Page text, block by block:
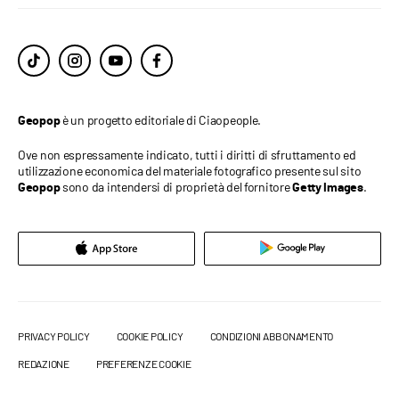
Geopopè un progetto editoriale di Ciaopeople.
Ove non espressamente indicato, tutti i diritti di sfruttamento ed
utilizzazione economica del materiale fotografico presente sul sito
Geopopsono da intendersi di proprietà del fornitoreGetty Images.
PRIVACY POLICY COOKIE POLICY CONDIZIONI ABBONAMENTO
REDAZIONE PREFERENZE COOKIE